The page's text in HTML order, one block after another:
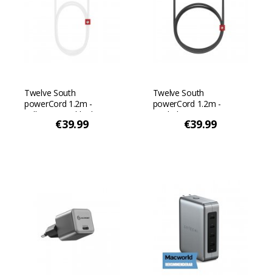
Twelve South
powerCord 1.2m -
Valkoinen/Hiekkadyyni
€39.99
Twelve South
powerCord 1.2m -
Liuskekivi
€39.99